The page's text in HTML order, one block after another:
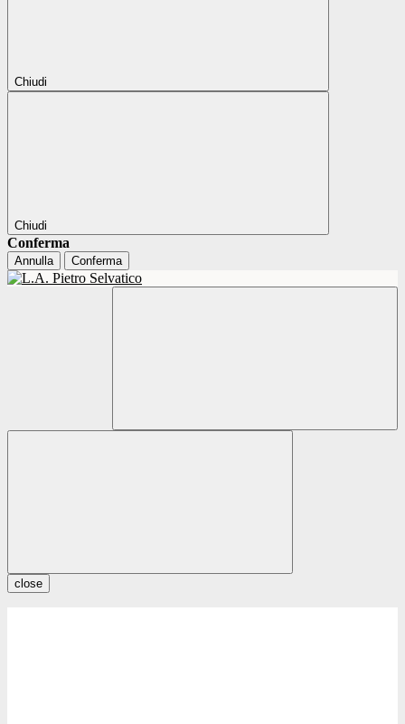
Chiudi
Chiudi
Conferma
Annulla Conferma
close